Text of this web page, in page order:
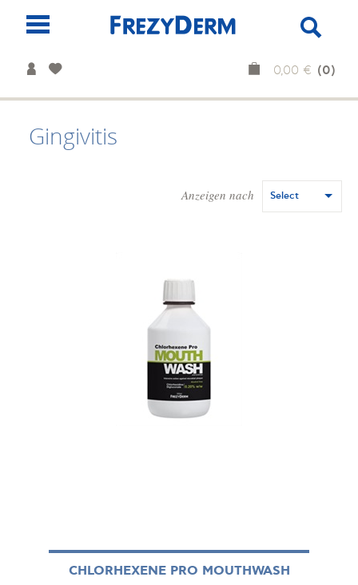
(0)
0,00 €
Gingivitis
Anzeigen nach Select
CHLORHEXENE PRO MOUTHWASH